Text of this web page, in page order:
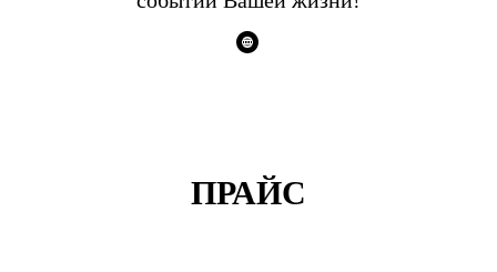
ПРАЙС